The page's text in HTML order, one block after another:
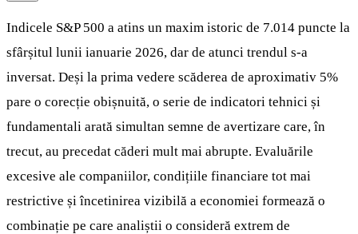
Indicele S&P 500 a atins un maxim istoric de 7.014 puncte la
sfârșitul lunii ianuarie 2026, dar de atunci trendul s-a
inversat. Deși la prima vedere scăderea de aproximativ 5%
pare o corecție obișnuită, o serie de indicatori tehnici și
fundamentali arată simultan semne de avertizare care, în
trecut, au precedat căderi mult mai abrupte. Evaluările
excesive ale companiilor, condițiile financiare tot mai
restrictive și încetinirea vizibilă a economiei formează o
combinație pe care analiștii o consideră extrem de